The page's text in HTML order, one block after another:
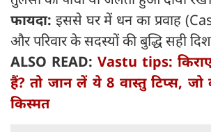
फायदा: इससे घर में धन का प्रवाह
और परिवार के सदस्यों की बुद्धि सही
ALSO READ:Vastu tips:
हैं? तो जान लें ये 8 वास्तु टिप्स,
किस्मत